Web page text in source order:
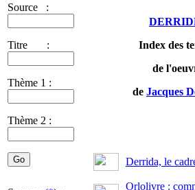
Source :
Titre :
Thème 1 :
Thème 2 :
Index des
de
de Jacques
Derrida, le
Orlolivre :